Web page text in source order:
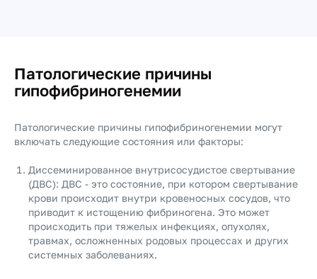
Патологические причины
гипофибриногенемии
Патологические причины гипофибриногенемии могут
включать следующие состояния или факторы:
Диссеминированное внутрисосудистое свертывание
(ДВС): ДВС - это состояние, при котором свертывание
крови происходит внутри кровеносных сосудов, что
приводит к истощению фибриногена. Это может
происходить при тяжелых инфекциях, опухолях,
травмах, осложненных родовых процессах и других
системных заболеваниях.